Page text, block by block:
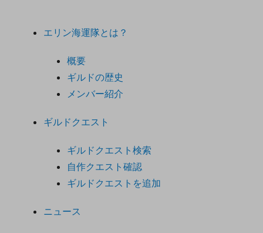
エリン海運隊とは？
概要
ギルドの歴史
メンバー紹介
ギルドクエスト
ギルドクエスト検索
自作クエスト確認
ギルドクエストを追加
ニュース